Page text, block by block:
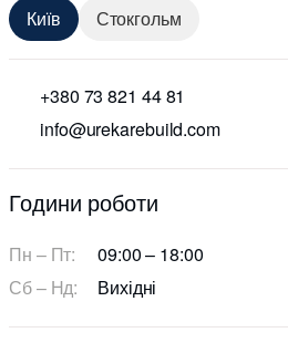
Київ Стокгольм
+380 73 821 44 81
info@urekarebuild.com
Години роботи
Пн – Пт:
09:00 – 18:00
Сб – Нд:
Вихідні